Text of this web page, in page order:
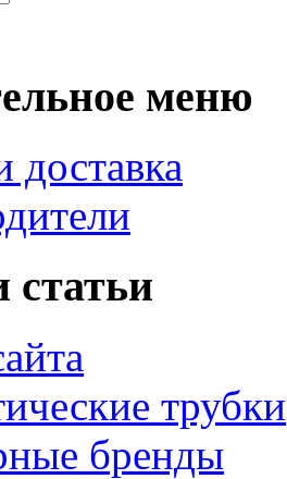
меню
доставка
статьи
трубки
бренды